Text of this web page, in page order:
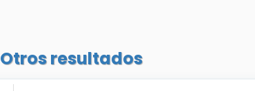
Otros resultados